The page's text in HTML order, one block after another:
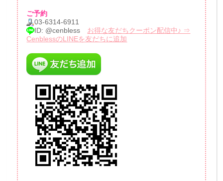
ご予約
03-6314-6911
ID: @cenbless お得な友だちクーポン配信中♪ ⇒
CenblessのLINEを友だちに追加